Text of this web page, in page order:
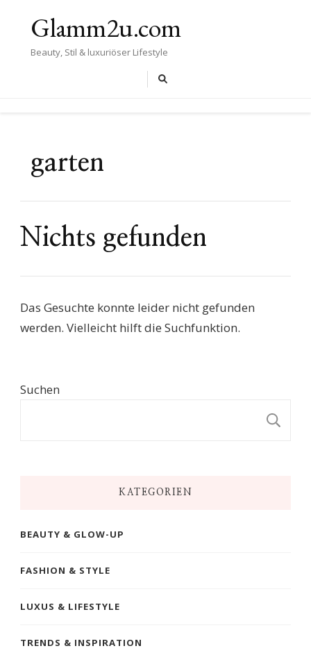
Glamm2u.com
Beauty, Stil & luxuriöser Lifestyle
garten
Nichts gefunden
Das Gesuchte konnte leider nicht gefunden
werden. Vielleicht hilft die Suchfunktion.
Suchen
KATEGORIEN
BEAUTY & GLOW-UP
FASHION & STYLE
LUXUS & LIFESTYLE
TRENDS & INSPIRATION